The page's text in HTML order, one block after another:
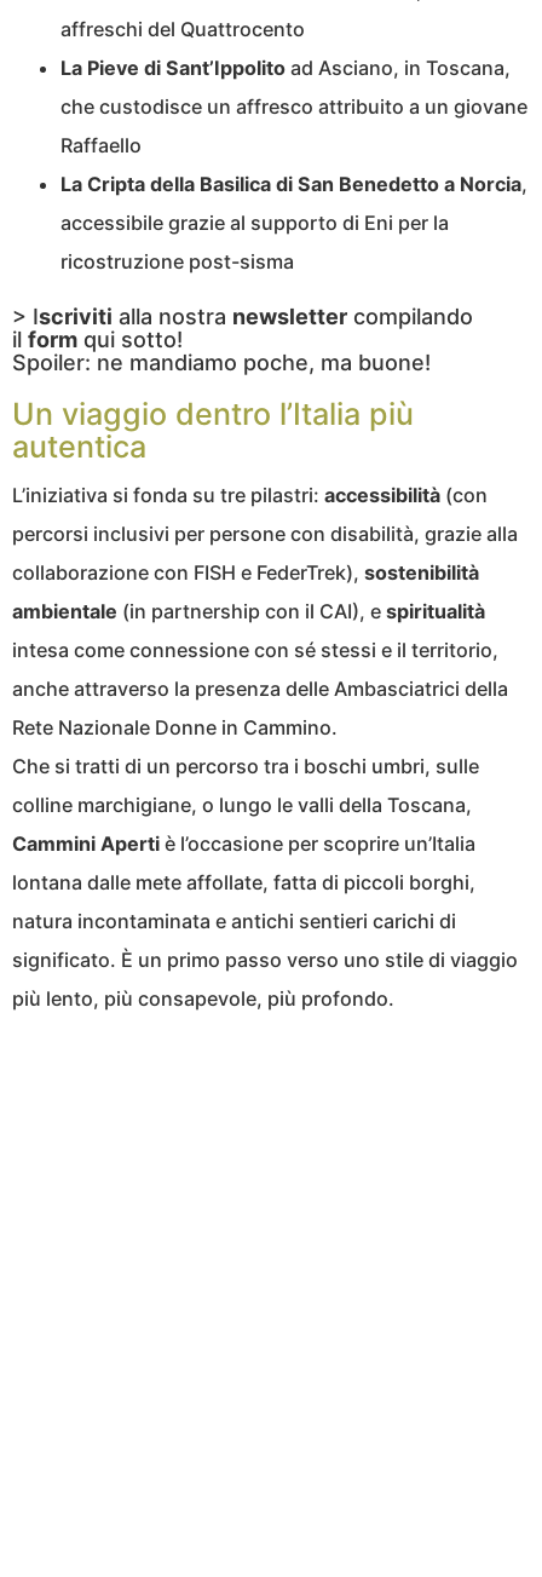
affreschi del Quattrocento
La Pieve di Sant’Ippolito ad Asciano, in Toscana,
che custodisce un affresco attribuito a un giovane
Raffaello
La Cripta della Basilica di San Benedetto a Norcia,
accessibile grazie al supporto di Eni per la
ricostruzione post-sisma
> Iscriviti alla nostra newsletter compilando
il form qui sotto!
Spoiler: ne mandiamo poche, ma buone!
Un viaggio dentro l’Italia più
autentica
L’iniziativa si fonda su tre pilastri: accessibilità (con
percorsi inclusivi per persone con disabilità, grazie alla
collaborazione con FISH e FederTrek), sostenibilità
ambientale (in partnership con il CAI), e spiritualità
intesa come connessione con sé stessi e il territorio,
anche attraverso la presenza delle Ambasciatrici della
Rete Nazionale Donne in Cammino.
Che si tratti di un percorso tra i boschi umbri, sulle
colline marchigiane, o lungo le valli della Toscana,
Cammini Aperti è l’occasione per scoprire un’Italia
lontana dalle mete affollate, fatta di piccoli borghi,
natura incontaminata e antichi sentieri carichi di
significato. È un primo passo verso uno stile di viaggio
più lento, più consapevole, più profondo.